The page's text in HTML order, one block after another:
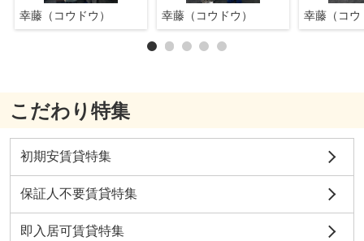
幸藤（コウドウ） 幸藤（コウドウ） 幸藤（コウ
こだわり特集
初期安賃貸特集
保証人不要賃貸特集
即入居可賃貸特集